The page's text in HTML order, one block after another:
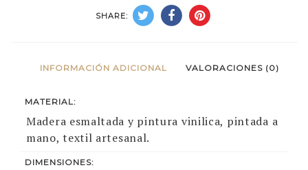
SHARE:
INFORMACIÓN ADICIONAL VALORACIONES (0)
MATERIAL:
Madera esmaltada y pintura vinilica, pintada a
mano, textil artesanal.
DIMENSIONES: